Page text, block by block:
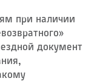
при наличии
документ